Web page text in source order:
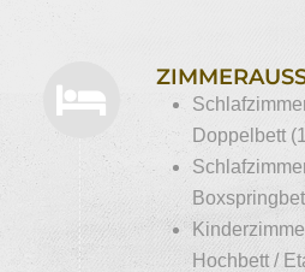
Doppelbett
Hochbett /